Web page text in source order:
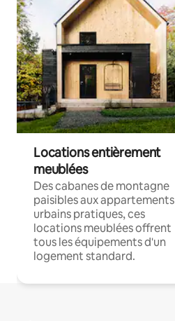
Locations entièrement
meublées
Des cabanes de montagne
paisibles aux appartements
urbains pratiques, ces
locations meublées offrent
tous les équipements d'un
logement standard.